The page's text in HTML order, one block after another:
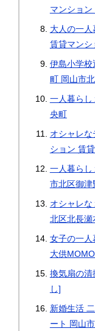
マンショ
大人の一
賃貸マンシ
伊島小学校
町 岡山市
一人暮ら
央町
オシャレ
ション 賃
一人暮らし
市北区御津
オシャレ
北区北長瀬
女子の一人
大供
換気扇の清
し]
新婚生活
ート 岡山